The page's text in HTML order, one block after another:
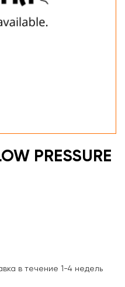
PRESSURE
в течение 1-4 недель